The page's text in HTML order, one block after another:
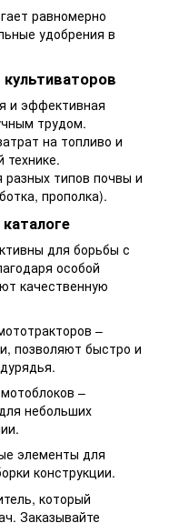
равномерно
удобрения в
и эффективная
трудом.
на топливо и
разных типов почвы и
прополка).
для борьбы с
особой
качественную
–
позволяют быстро и
–
небольших
элементы для
конструкции.
который
Заказывайте